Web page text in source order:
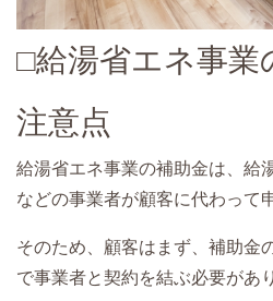
□給湯省エネ事業
注意点
給湯省エネ事業の補助金は、給
などの事業者が顧客に代わって
そのため、顧客はまず、補助金
で事業者と契約を結ぶ必要があ